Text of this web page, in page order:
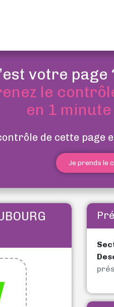
votre page
le
en 1 minute
de cette page
Je prends le